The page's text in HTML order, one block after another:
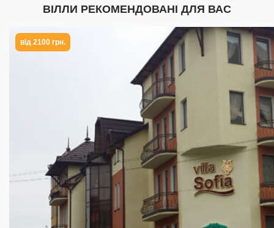
ВІЛЛИ РЕКОМЕНДОВАНІ ДЛЯ ВАС
від 2100 грн.